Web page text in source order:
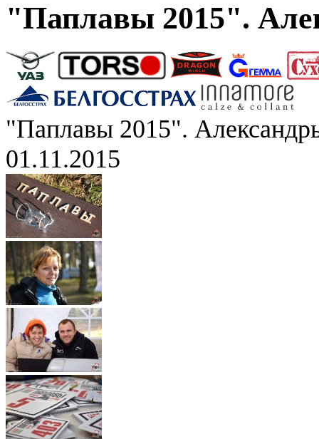
"Паплавы 2015".
"Паплавы 2015".
01.11.2015